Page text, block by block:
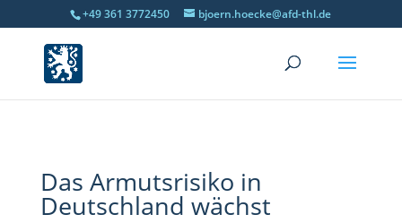
+49 361 3772450 bjoern.hoecke@afd-thl.de
Das Armutsrisiko in
Deutschland wächst